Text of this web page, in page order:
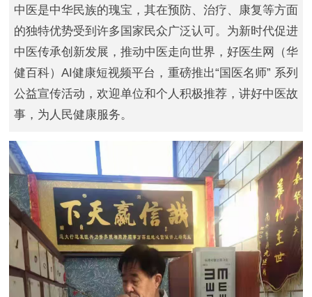
中医是中华民族的瑰宝，其在预防、治疗、康复等方面
的独特优势受到许多国家民众广泛认可。为新时代促进
中医传承创新发展，推动中医走向世界，好医生网（华
健百科）AI健康短视频平台，重磅推出“国医名师” 系列
公益宣传活动，欢迎单位和个人积极推荐，讲好中医故
事，为人民健康服务。